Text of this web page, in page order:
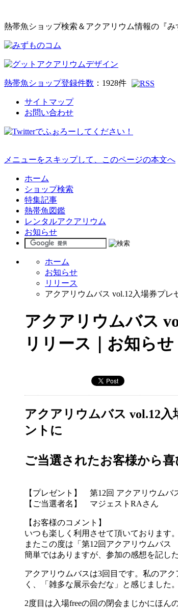
熱帯魚ショップ検索＆アクアリウム情報の『み
熱帯魚ショップ登録件数 ： 1928件
サイトマップ
お問い合わせ
メニューをスキップして、このページの本文へ
ホーム
ショップ検索
特集記事
熱帯魚図鑑
レンタルアクアリウム
お知らせ
ホーム
お知らせ
リリース
アクアリウムバス vol.12入場券プレ
アクアリウムバス
リリース｜お知らせ
アクアリウムバス vol.12入
ントに
ご当選されたお客様から
【プレゼント】 第12回 アクアリウム
【ご当選者名】 マジェストRAさん
【お客様のコメント】
いつも楽しく利用させて頂いております。
またこの度は「第12回アクアリウムバ
簡単ではありますが、参加の感想を記し
アクアリウムバスは3回目です。私のア
く、「雑多な展示会だな」と感じました
2度目は入場freeの回の閉会まじかにほ